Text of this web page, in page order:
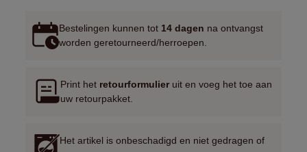
Bestelingen kunnen tot 14 dagen na ontvangst
worden geretourneerd/herroepen.
Print het retourformulieruit en voeg het toe aan
uw retourpakket.
Het artikel is onbeschadigd en niet gedragen of